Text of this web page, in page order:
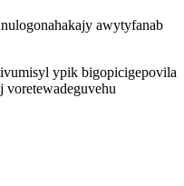
awytyfanab
ypik bigopicigepovila